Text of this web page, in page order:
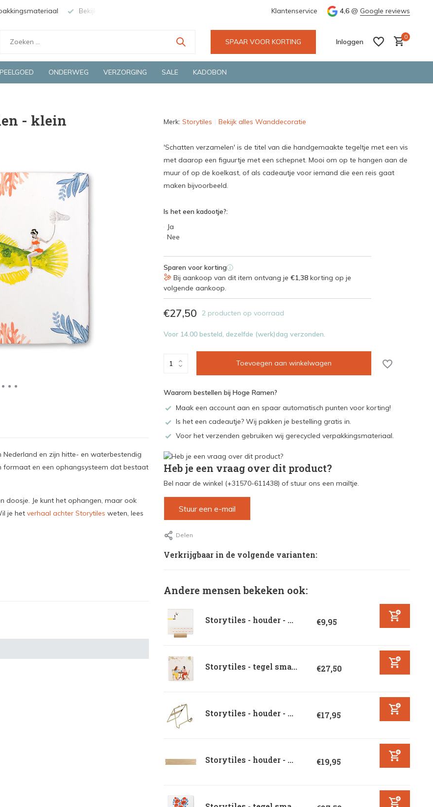
Bekijk de producten live in onze winkel in Deventer Groene en snelle bezorging door o.a. Fietskoerier en
Klantenservice 4,6 @ Google reviews
SPAAR VOOR KORTING Inloggen
0
ONDERWEG VERZORGING SALE KADOBON
- klein
en zijn hitte- en waterbestendig
formaat en een ophangsysteem dat bestaat
doosje. Je kunt het ophangen, maar ook
je het verhaal achter Storytiles weten, lees
Merk: Storytiles Bekijk alles Wanddecoratie
'Schatten verzamelen' is de titel van die handgemaakte tegeltje met een vis
met daarop een figuurtje met een schepnet. Mooi om op te hangen aan de
muur of op de koelkast, of als cadeautje voor iemand die een reis gaat
maken bijvoorbeeld.
Is het een kadootje?:
Ja
Nee
Sparen voor korting i
Bij aankoop van dit item ontvang je €1,38korting op je
volgende aankoop.
€27,50 2 producten op voorraad
Voor 14.00 besteld, dezelfde (werk)dag verzonden.
Toevoegen aan winkelwagen
Waarom bestellen bij Hoge Ramen?
Maak een account aan en spaar automatisch punten voor korting!
Is het een cadeautje? Wij pakken je bestelling gratis in.
Voor het verzenden gebruiken wij gerecycled verpakkingsmateriaal.
Heb je een vraag over dit product?
Bel naar de winkel (+31570-611438) of stuur ons een mailtje.
Stuur een e-mail
Delen
Verkrijgbaar in de volgende varianten:
Andere mensen bekeken ook:
Storytiles - houder - ... €9,95
Storytiles - tegel sma... €27,50
Storytiles - houder - ... €17,95
Storytiles - houder - ... €19,95